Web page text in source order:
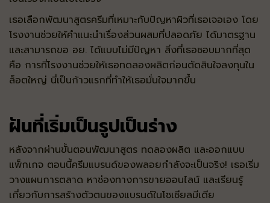
เธอเลือกพัฒนาสูตรครีมที่เหมาะกับปัญหาผิวที่เธอเจอเอง โดย
โรงงานช่วยให้คำแนะนำเรื่องส่วนผสมที่ปลอดภัย ได้มาตรฐาน
และสามารถขอ อย. ได้แบบไม่มีปัญหา สิ่งที่เธอชอบมากที่สุด
คือ การที่โรงงานช่วยให้เธอทดลองผลิตก่อนตัดสินใจลงทุนใน
ล็อตใหญ่ นี่เป็นก้าวแรกที่ทำให้เธอมั่นใจมากขึ้น
ฝันที่เริ่มเป็นรูปเป็นร่าง
หลังจากผ่านขั้นตอนพัฒนาสูตร ทดลองผลิต และออกแบบ
แพ็กเกจ ตอนนี้ครีมแบรนด์ของพลอยกำลังจะเป็นจริง! เธอเริ่ม
วางแผนการตลาด หาช่องทางการขายออนไลน์ และเรียนรู้
เกี่ยวกับการสร้างตัวตนของแบรนด์ในโซเชียลมีเดีย